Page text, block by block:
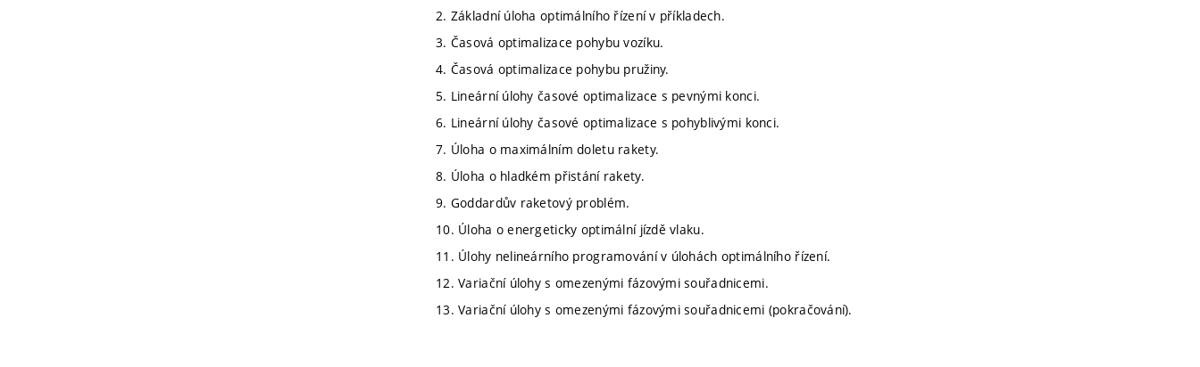
2. Základní úloha optimálního řízení v příkladech.
3. Časová optimalizace pohybu vozíku.
4. Časová optimalizace pohybu pružiny.
5. Lineární úlohy časové optimalizace s pevnými konci.
6. Lineární úlohy časové optimalizace s pohyblivými konci.
7. Úloha o maximálním doletu rakety.
8. Úloha o hladkém přistání rakety.
9. Goddardův raketový problém.
10. Úloha o energeticky optimální jízdě vlaku.
11. Úlohy nelineárního programování v úlohách optimálního řízení.
12. Variační úlohy s omezenými fázovými souřadnicemi.
13. Variační úlohy s omezenými fázovými souřadnicemi (pokračování).